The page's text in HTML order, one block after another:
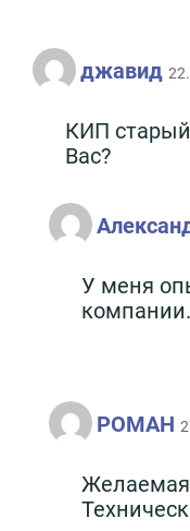
джавид
КИП
Вас?
У меня
компании.
РОМАН